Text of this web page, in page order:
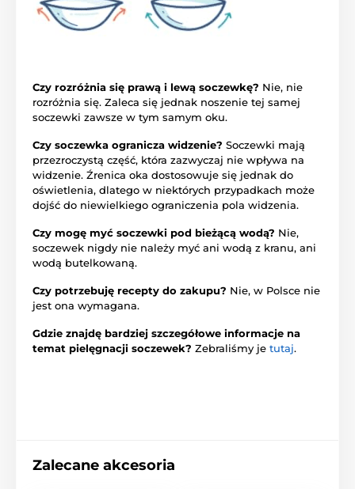
Czy rozróżnia się prawą i lewą soczewkę? Nie, nie
rozróżnia się. Zaleca się jednak noszenie tej samej
soczewki zawsze w tym samym oku.
Czy soczewka ogranicza widzenie? Soczewki mają
przezroczystą część, która zazwyczaj nie wpływa na
widzenie. Źrenica oka dostosowuje się jednak do
oświetlenia, dlatego w niektórych przypadkach może
dojść do niewielkiego ograniczenia pola widzenia.
Czy mogę myć soczewki pod bieżącą wodą? Nie,
soczewek nigdy nie należy myć ani wodą z kranu, ani
wodą butelkowaną.
Czy potrzebuję recepty do zakupu? Nie, w Polsce nie
jest ona wymagana.
Gdzie znajdę bardziej szczegółowe informacje na
temat pielęgnacji soczewek? Zebraliśmy je tutaj.
Zalecane akcesoria